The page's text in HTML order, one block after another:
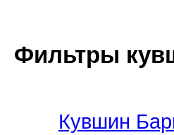
Фильтры
Кувшин